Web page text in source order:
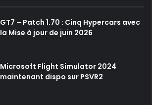
GT7 – Patch 1.70 : Cinq Hypercars avec
la Mise à jour de juin 2026
Microsoft Flight Simulator 2024
maintenant dispo sur PSVR2